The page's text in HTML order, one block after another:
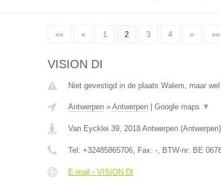
«« « 1 2 3 4 » »»
VISION DI
Niet gevestigd in de plaats Walem, maar
Antwerpen» Antwerpen| Google maps ▼
Van Eycklei 39, 2018 Antwerpen(Antwerpen)
Tel: +32485865706, Fax: -, BTW-nr: BE
E-mail › VISION DI